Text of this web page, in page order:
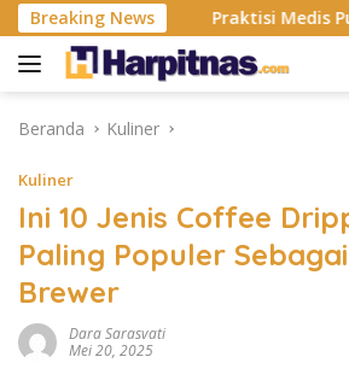
Langsung
ke
konten
Breaking News
ISP Praktisi Medis
Beranda Kuliner
Kuliner
Ini 10 Jenis Coffee
Paling Populer
Brewer
Dara Sarasvati
Mei 20, 2025